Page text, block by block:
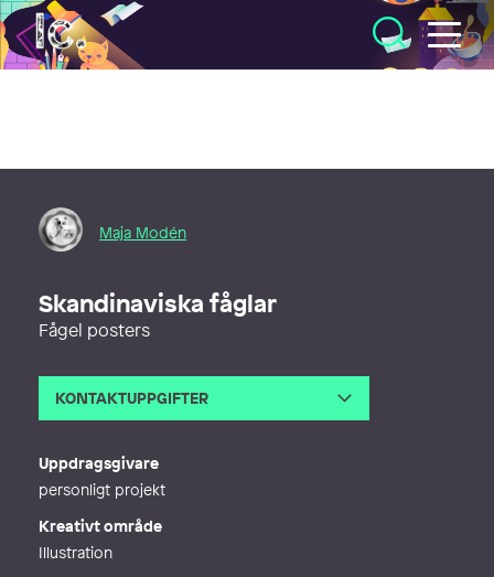
Illustratörcentrum
Maja Modén
Skandinaviska fåglar
Fågel posters
KONTAKTUPPGIFTER
Uppdragsgivare
personligt projekt
Kreativt område
Illustration